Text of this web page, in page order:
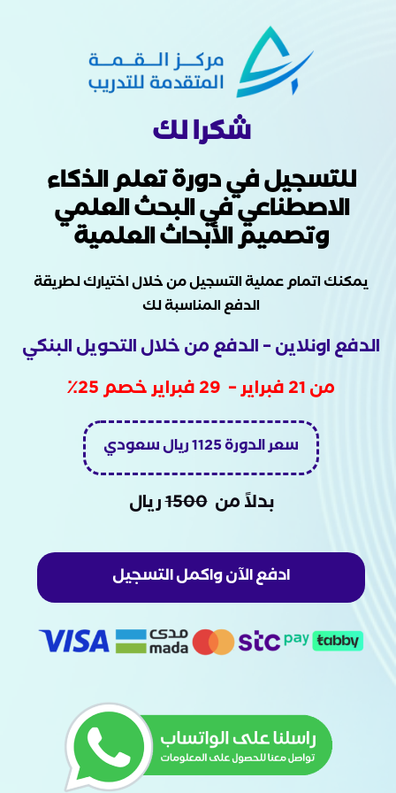
شكرا لك
للتسجيل في دورة تعلم الذكاء
الاصطناعي في البحث العلمي
وتصميم الأبحاث العلمية
يمكنك اتمام عملية التسجيل من خلال اختيارك لطريقة
الدفع المناسبة لك
الدفع اونلاين – الدفع من خلال التحويل البنكي
من 21 فبراير – 29 فبراير خصم 25٪
سعر الدورة 1125 ريال سعودي
بدلاً من1500ريال
ادفع الآن واكمل التسجيل